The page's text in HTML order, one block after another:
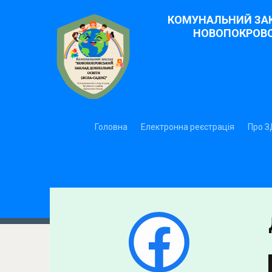
КОМУНАЛЬНИЙ
Головна Електронна реєстрація Про